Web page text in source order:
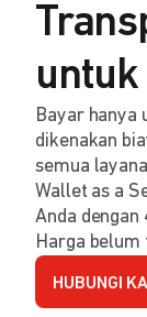
untuk
Bayar hanya
dikenakan
semua
Wallet as a
Anda
Harga belum
HUBUNGI